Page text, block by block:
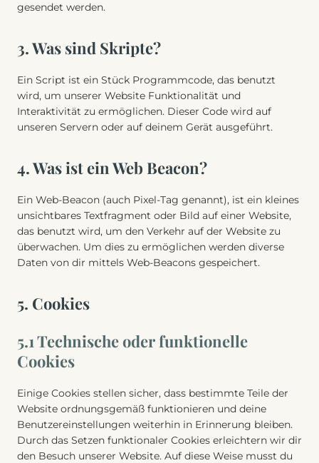
gesendet werden.
3. Was sind Skripte?
Ein Script ist ein Stück Programmcode, das benutzt
wird, um unserer Website Funktionalität und
Interaktivität zu ermöglichen. Dieser Code wird auf
unseren Servern oder auf deinem Gerät ausgeführt.
4. Was ist ein Web Beacon?
Ein Web-Beacon (auch Pixel-Tag genannt), ist ein kleines
unsichtbares Textfragment oder Bild auf einer Website,
das benutzt wird, um den Verkehr auf der Website zu
überwachen. Um dies zu ermöglichen werden diverse
Daten von dir mittels Web-Beacons gespeichert.
5. Cookies
5.1 Technische oder funktionelle
Cookies
Einige Cookies stellen sicher, dass bestimmte Teile der
Website ordnungsgemäß funktionieren und deine
Benutzereinstellungen weiterhin in Erinnerung bleiben.
Durch das Setzen funktionaler Cookies erleichtern wir dir
den Besuch unserer Website. Auf diese Weise musst du